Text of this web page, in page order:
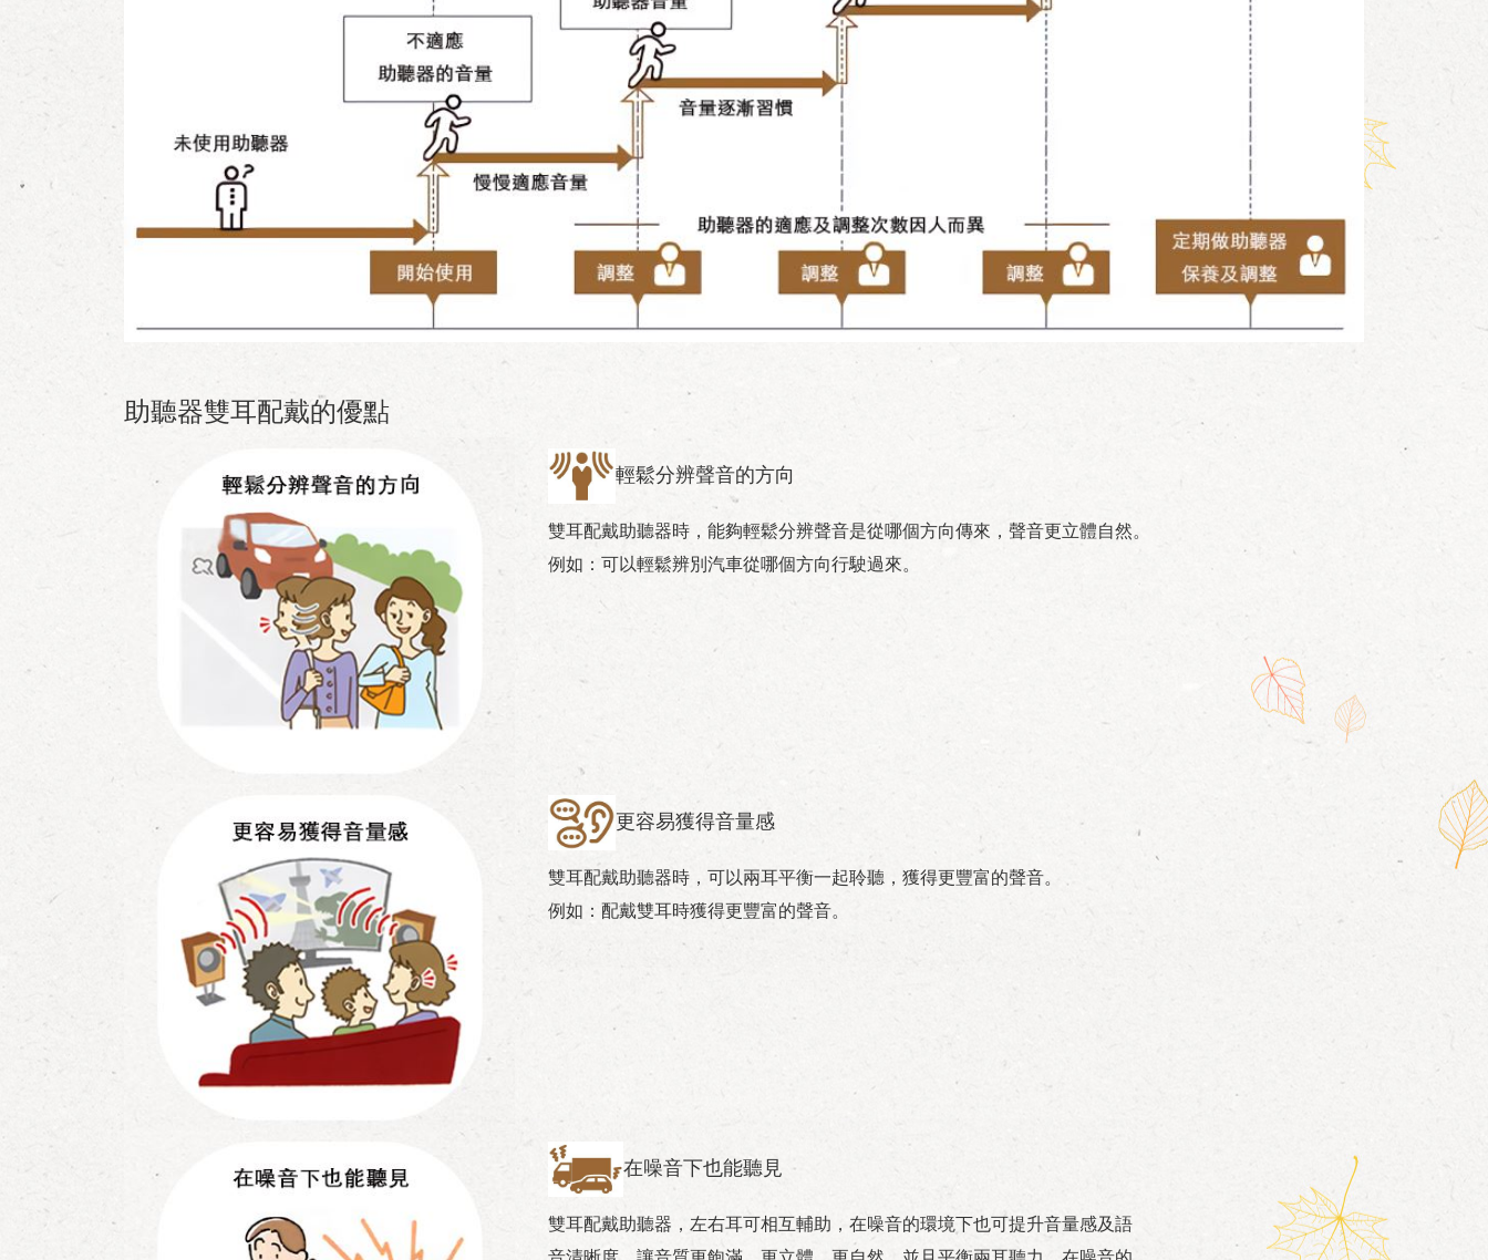
助聽器雙耳配戴的優點
輕鬆分辨聲音的方向
雙耳配戴助聽器時，能夠輕鬆分辨聲音是從哪個方向傳來，聲音更立體自然。
例如：可以輕鬆辨別汽車從哪個方向行駛過來。
更容易獲得音量感
雙耳配戴助聽器時，可以兩耳平衡一起聆聽，獲得更豐富的聲音。
例如：配戴雙耳時獲得更豐富的聲音。
在噪音下也能聽見
雙耳配戴助聽器，左右耳可相互輔助，在噪音的環境下也可提升音量感及語